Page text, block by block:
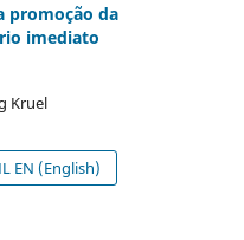
promoção da
imediato
Kruel
EN (English)